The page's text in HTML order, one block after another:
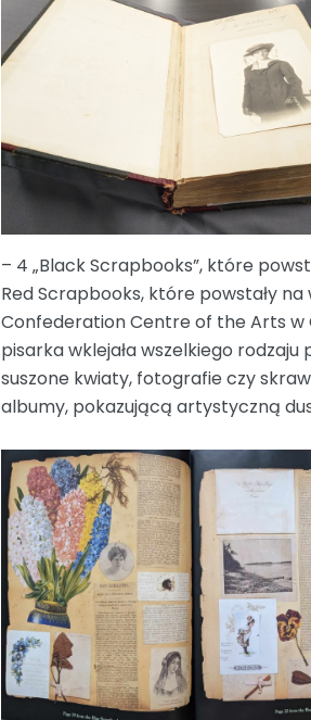
– 4 „Black Scrapbooks”, które
Red Scrapbooks, które powstały na
Confederation Centre of the Arts w
pisarka wklejała wszelkiego
suszone kwiaty, fotografie czy
albumy, pokazującą artystyczną